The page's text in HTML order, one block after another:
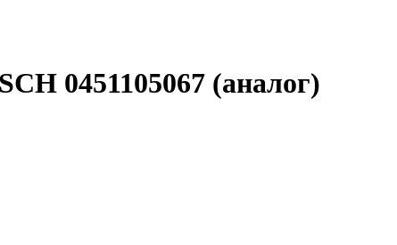
0451105067 (аналог)